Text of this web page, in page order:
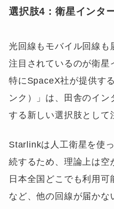
選択肢4：衛星インタ
光回線もモバイル回線も
注目されているのが衛星
特にSpaceX社が提供す
ンク）」は、田舎のイン
する新しい選択肢として
Starlinkは人工衛星を使
続するため、理論上は空
日本全国どこでも利用可
など、他の回線が届かな